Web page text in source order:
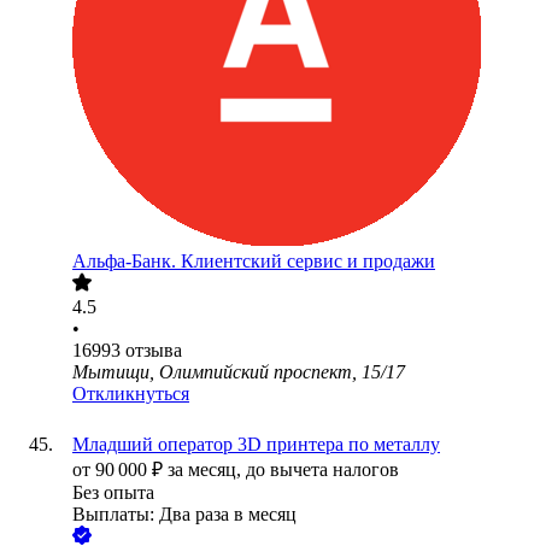
Альфа-Банк. Клиентский сервис и продажи
4.5
•
16993 отзыва
Мытищи, Олимпийский проспект, 15/17
Откликнуться
Младший оператор 3D принтера по металлу
от 90 000 ₽ за месяц, до вычета налогов
Без опыта
Выплаты: Два раза в месяц